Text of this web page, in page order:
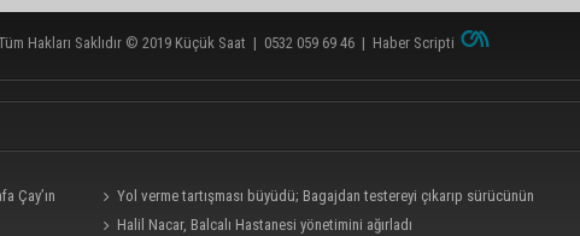
Hakları Saklıdır © 2019 Küçük Saat | 0532 059 69 46 | Haber Scripti
Çay’ın
Yol verme tartışması büyüdü; Bagajdan testereyi çıkarıp sürücünün
üzerine yürüdü
Halil Nacar, Balcalı Hastanesi yönetimini ağırladı